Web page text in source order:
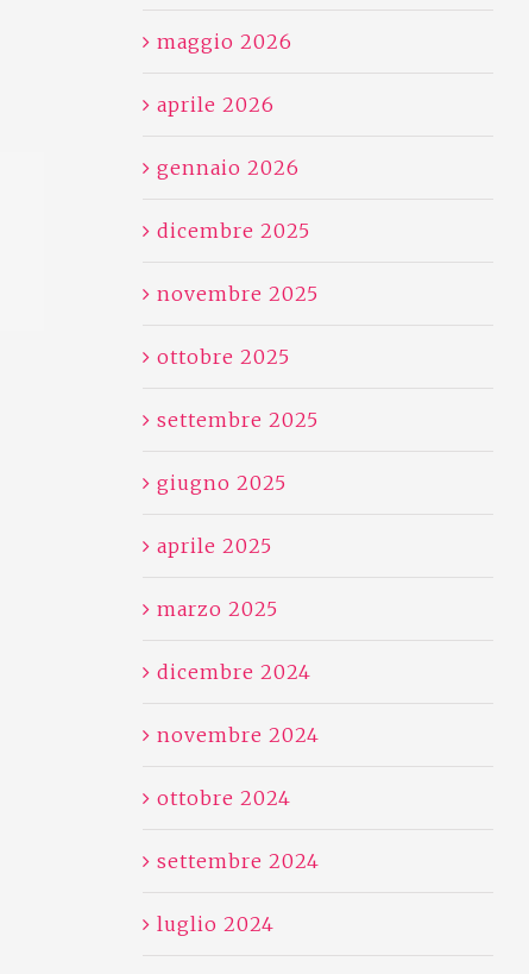
maggio 2026
aprile 2026
gennaio 2026
dicembre 2025
novembre 2025
ottobre 2025
settembre 2025
giugno 2025
aprile 2025
marzo 2025
dicembre 2024
novembre 2024
ottobre 2024
settembre 2024
luglio 2024